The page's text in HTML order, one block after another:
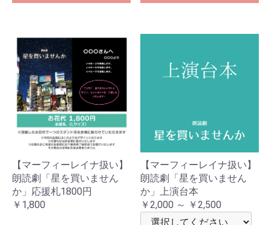
【マーフィーレイナ扱い】
朗読劇「星を買いません
か」応援札1800円
￥1,800
【マーフィーレイナ扱い】
朗読劇「星を買いません
か」上演台本
￥2,000 ～ ￥2,500